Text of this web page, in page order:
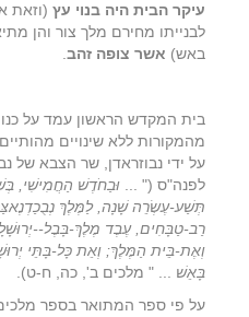
עיקר הבית היה בנוי עץ (וזאת
לבנייתו מחירם מלך צור והן
באש) אשר צופה זהב.
מהמקורות ללא שינויים
לפנה"ס (" ... וּבַחֹדֶשׁ הַחֲמִישִׁי,
תְּשַׁע-עֶשְׂרֵה שָׁנָה, לַמֶּלֶךְ
רַב-טַבָּחִים, עֶבֶד מֶלֶךְ-בָּבֶל--
וְאֶת-בֵּית הַמֶּלֶךְ; וְאֵת כָּל-בָּתֵּי
בָּאֵשׁ ... " מלכים ב', כה, ח-ט).
על פי ספר המתואר בספר